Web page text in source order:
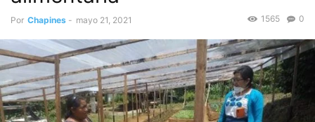
Por Chapines - mayo 21, 2021 0
1565